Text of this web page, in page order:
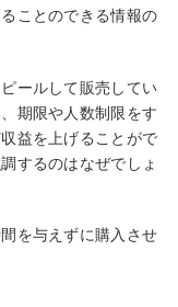
ことのできる情報の
ールして販売してい
期限や人数制限をす
益を上げることがで
するのはなぜでしょ
を与えずに購入させ